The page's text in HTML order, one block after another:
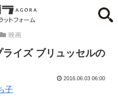
映画
ライズ ブリュッセルの
子
2016.06.03 06:00